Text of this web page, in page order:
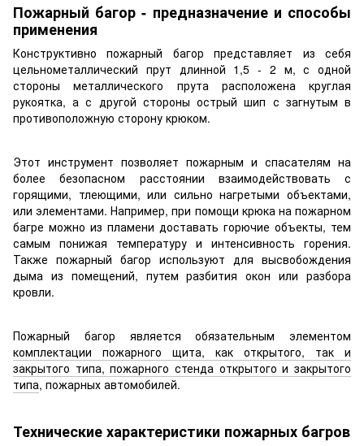
Пожарный багор - предназначение и способы
применения
Конструктивно пожарный багор представляет из себя
цельнометаллический прут длинной 1,5 - 2 м, с одной
стороны металлического прута расположена круглая
рукоятка, а с другой стороны острый шип с загнутым в
противоположную сторону крюком.
Этот инструмент позволяет пожарным и спасателям на
более безопасном расстоянии взаимодействовать с
горящими, тлеющими, или сильно нагретыми объектами,
или элементами. Например, при помощи крюка на пожарном
багре можно из пламени доставать горючие объекты, тем
самым понижая температуру и интенсивность горения.
Также пожарный багор используют для высвобождения
дыма из помещений, путем разбития окон или разбора
кровли.
Пожарный багор является обязательным элементом
комплектации пожарного щита, как открытого, так и
закрытого типа, пожарного стенда открытого и закрытого
типа, пожарных автомобилей.
Технические характеристики пожарных багров